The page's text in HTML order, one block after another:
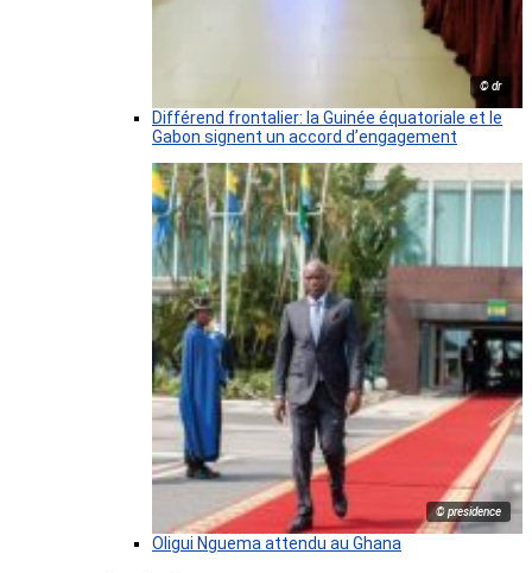
© dr
Différend frontalier: la Guinée équatoriale et le
Gabon signent un accord d’engagement
© presidence
Oligui Nguema attendu au Ghana